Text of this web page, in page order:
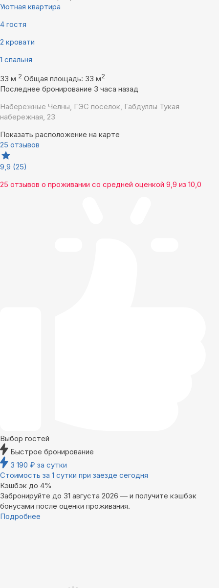
Уютная квартира
4 гостя
2 кровати
1 спальня
33 м 2 Общая площадь: 33 м2
Последнее бронирование 3 часа назад
Набережные Челны, ГЭС посёлок, Габдуллы Тукая
набережная, 23
Показать расположение на карте
25 отзывов
9,9 (25)
25 отзывов о проживании со средней оценкой 9,9 из 10,0
Выбор гостей
Быстрое бронирование
3 190 ₽ за сутки
Стоимость за 1 сутки при заезде сегодня
Кэшбэк до 4%
Забронируйте до 31 августа 2026 — и получите кэшбэк
бонусами после оценки проживания.
Подробнее